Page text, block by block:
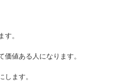
す。
価値ある人になります。
します。